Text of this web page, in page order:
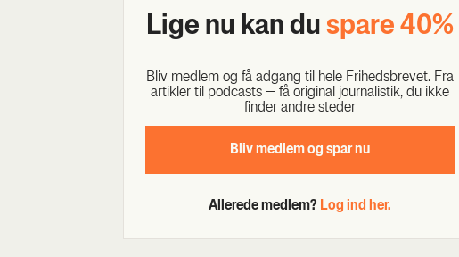
Lige nu kan du spa­re 40%
Bliv med­lem og få adgang til hele Fri­heds­bre­vet. Fra
artik­ler til podcasts – få ori­gi­nal jour­na­li­stik, du ikke
fin­der andre ste­der
Bliv med­lem og spar nu
Allerede medlem? Log ind her.